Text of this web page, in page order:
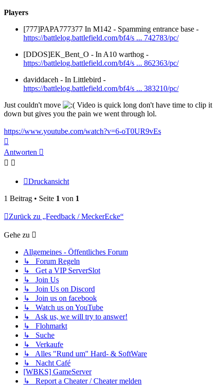
Players
[777]PAPA777377 In M142 - Spamming entrance base -
https://battlelog.battlefield.com/bf4/s ... 742783/pc/
[DDOS]EK_Bent_O - In A10 warthog -
https://battlelog.battlefield.com/bf4/s ... 862363/pc/
daviddaceh - In Littlebird -
https://battlelog.battlefield.com/bf4/s ... 383210/pc/
Just couldn't move
Video is quick long don't have time to clip it
down but gives you the pain we went through lol.
https://www.youtube.com/watch?v=6-oT0UR9vEs
oben
Antworten
Druckansicht
1 Beitrag • Seite 1 von 1
Zurück zu „Feedback / MeckerEcke“
Gehe zu
Allgemeines - Öffentliches Forum
↳ Forum Regeln
↳ Get a VIP ServerSlot
↳ Join Us
↳ Join Us on Discord
↳ Join us on facebook
↳ Watch us on YouTube
↳ Ask us, we will try to answer!
↳ Flohmarkt
↳ Suche
↳ Verkaufe
↳ Alles "Rund um" Hard- & SoftWare
↳ Nacht Café
[WBKS] GameServer
↳ Report a Cheater / Cheater melden